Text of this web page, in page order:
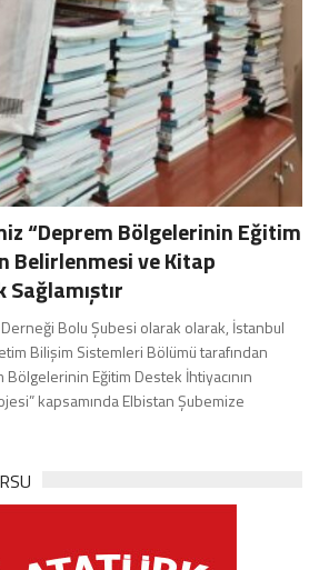
“Deprem Bölgelerinin Eğitim
Belirlenmesi ve Kitap
Sağlamıştır
Bolu Şubesi olarak olarak, İstanbul
Bilişim Sistemleri Bölümü tarafından
Eğitim Destek İhtiyacının
kapsamında Elbistan Şubemize